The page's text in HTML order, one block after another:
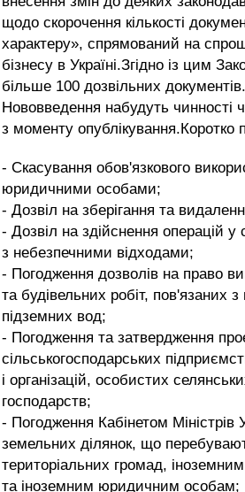
щодо скорочення кількості
характеру», спрямований на
бізнесу в Україні.Згідно із цим
більше 100 дозвільних документів.
Нововведення набудуть чинності
з моменту опублікування.Коротко
- Скасування обов'язкового
юридичними особами;
- Дозвіл на зберігання та
- Дозвіл на здійснення операцій
з небезпечними відходами;
- Погодження дозволів на право
та будівельних робіт, пов'язаних
підземних вод;
- Погодження та затвердження
сільськогосподарських
і організацій, особистих
господарств;
- Погодження Кабінетом Міністрів
земельних ділянок, що
територіальних громад,
та іноземним юридичним особам;